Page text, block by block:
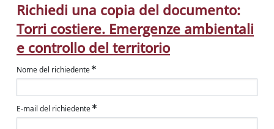
Richiedi una copia del documento:
Torri costiere. Emergenze ambientali
e controllo del territorio
Nome del richiedente
E-mail del richiedente